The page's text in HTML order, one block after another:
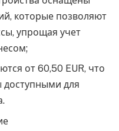
которые позволяют
упрощая учет
от 60,50 EUR, что
доступными для